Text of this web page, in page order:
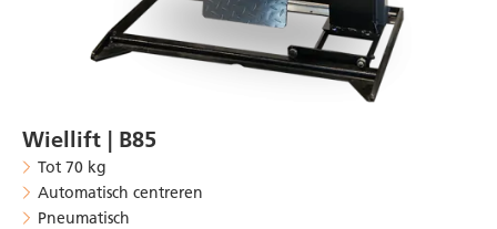
Wiellift | B85
Tot 70 kg
Automatisch centreren
Pneumatisch